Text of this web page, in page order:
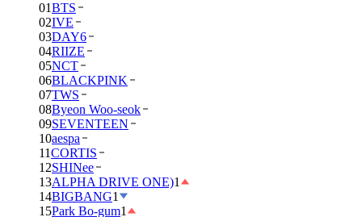
01BTS
02IVE
03DAY6
04RIIZE
05NCT
06BLACKPINK
07TWS
08Byeon Woo-seok
09SEVENTEEN
10aespa
11CORTIS
12SHINee
13ALPHA DRIVE ONE)1
14BIGBANG1
15Park Bo-gum1